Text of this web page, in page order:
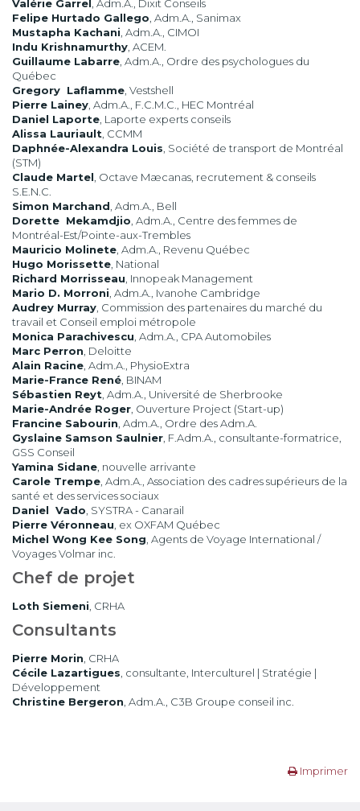
Valérie Garrel , Adm.A., Dixit Conseils
Felipe Hurtado Gallego , Adm.A., Sanimax
Mustapha Kachani , Adm.A., CIMOI
Indu Krishnamurthy , ACEM.
Guillaume Labarre , Adm.A., Ordre des psychologues du
Québec
Gregory Laflamme , Vestshell
Pierre Lainey , Adm.A., F.C.M.C., HEC Montréal
Daniel Laporte , Laporte experts conseils
Alissa Lauriault , CCMM
Daphnée-Alexandra Louis , Société de transport de Montréal
(STM)
Claude Martel , Octave Mæcanas, recrutement & conseils
S.E.N.C.
Simon Marchand , Adm.A., Bell
Dorette Mekamdjio , Adm.A., Centre des femmes de
Montréal-Est/Pointe-aux-Trembles
Mauricio Molinete , Adm.A., Revenu Québec
Hugo Morissette , National
Richard Morrisseau , Innopeak Management
Mario D. Morroni , Adm.A., Ivanohe Cambridge
Audrey Murray , Commission des partenaires du marché du
travail et Conseil emploi métropole
Monica Parachivescu , Adm.A., CPA Automobiles
Marc Perron , Deloitte
Alain Racine , Adm.A., PhysioExtra
Marie-France René , BINAM
Sébastien Reyt , Adm.A., Université de Sherbrooke
Marie-Andrée Roger , Ouverture Project (Start-up)
Francine Sabourin , Adm.A., Ordre des Adm.A.
Gyslaine Samson Saulnier , F.Adm.A., consultante-formatrice,
GSS Conseil
Yamina Sidane , nouvelle arrivante
Carole Trempe , Adm.A., Association des cadres supérieurs de la
santé et des services sociaux
Daniel Vado , SYSTRA - Canarail
Pierre Véronneau , ex OXFAM Québec
Michel Wong Kee Song , Agents de Voyage International /
Voyages Volmar inc.
Chef de projet
Loth Siemeni , CRHA
Consultants
Pierre Morin , CRHA
Cécile Lazartigues , consultante, Interculturel | Stratégie |
Développement
Christine Bergeron , Adm.A., C3B Groupe conseil inc.
Imprimer